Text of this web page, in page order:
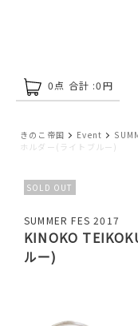
0点 合計 :0円
きのこ帝国 Event
ホルダー(ライトブルー)
SOLD OUT
SUMMER FES 2017
KINOKO
ルー)